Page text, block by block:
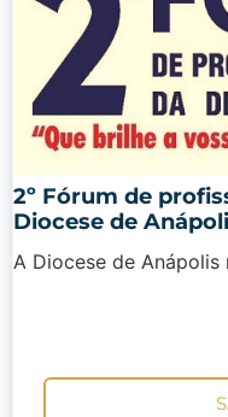
2º Fórum de
Diocese de
A Diocese de Anápolis